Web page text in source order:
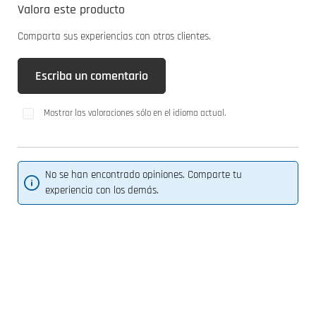
Valoración media de 0 de 5 estrellas
Valora este producto
Comparta sus experiencias con otros clientes.
Escriba un comentario
Mostrar las valoraciones sólo en el idioma actual.
No se han encontrado opiniones. Comparte tu
experiencia con los demás.